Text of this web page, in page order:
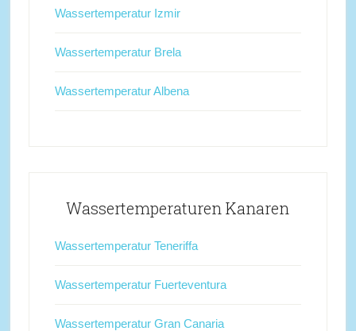
Wassertemperatur Izmir
Wassertemperatur Brela
Wassertemperatur Albena
Wassertemperaturen Kanaren
Wassertemperatur Teneriffa
Wassertemperatur Fuerteventura
Wassertemperatur Gran Canaria